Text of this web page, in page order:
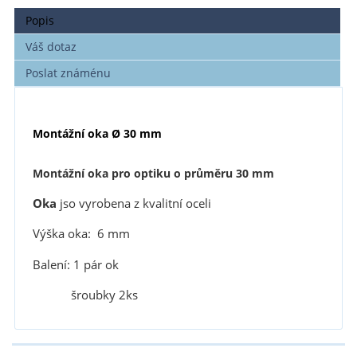
Popis
Váš dotaz
Poslat známénu
Montážní oka Ø 30 mm
Montážní oka pro optiku o průměru 30 mm
Oka jso vyrobena z kvalitní oceli
Výška oka: 6 mm
Balení: 1 pár ok
šroubky 2ks